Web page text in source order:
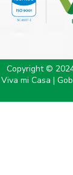
Copyright ©
Viva mi Casa |